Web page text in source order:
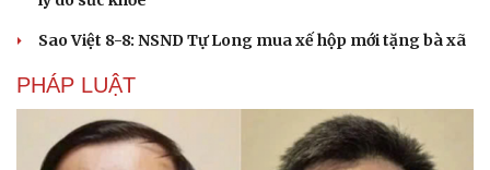
Văn hóa
Sân khấu - Điện ảnh
Văn học
Giải trí
Nghệ sĩ
Thời trang
Sao Việt 8-8: NSND Tự Long mua xế hộp mới tặng bà xã
PHÁP LUẬT